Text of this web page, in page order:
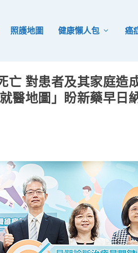
照護地圖 健康懶人包 癌
亡 對患者及其家庭造
醫地圖」盼新藥早日